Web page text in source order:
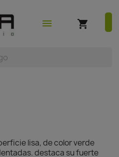
(0)
menu
shopping_cart
lisa, de color verde
destaca su fuerte